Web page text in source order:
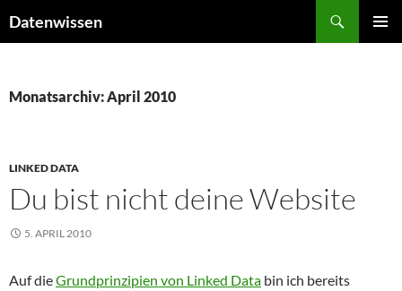
Inhalt
Datenwissen
Monatsarchiv: April 2010
LINKED DATA
Du bist nicht deine Website
5. APRIL 2010
Auf dieGrundprinzipien von Linked Data bin ich bereits